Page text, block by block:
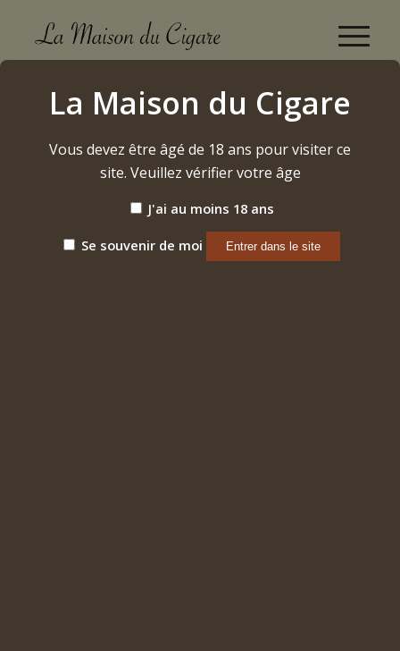
Camacho Ecuador Gordo 60/6 (2024)
Accueil / Etiquette: Camacho Ecuador Gordo 60/6 (2024)
Par défaut
15 Produits par page
La Maison du Cigare
Vous devez être âgé de 18 ans pour visiter ce
site. Veuillez vérifier votre âge
J'ai au moins 18 ans
Se souvenir de moi